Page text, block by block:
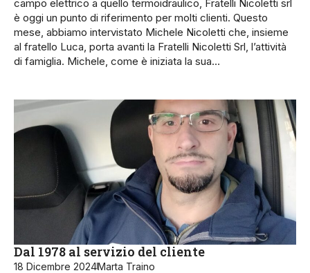
campo elettrico a quello termoidraulico, Fratelli Nicoletti srl
è oggi un punto di riferimento per molti clienti. Questo
mese, abbiamo intervistato Michele Nicoletti che, insieme
al fratello Luca, porta avanti la Fratelli Nicoletti Srl, l’at­tività
di famiglia. Michele, come è iniziata la sua…
Dal 1978 al servizio del cliente
18 Dicembre 2024Marta Traino